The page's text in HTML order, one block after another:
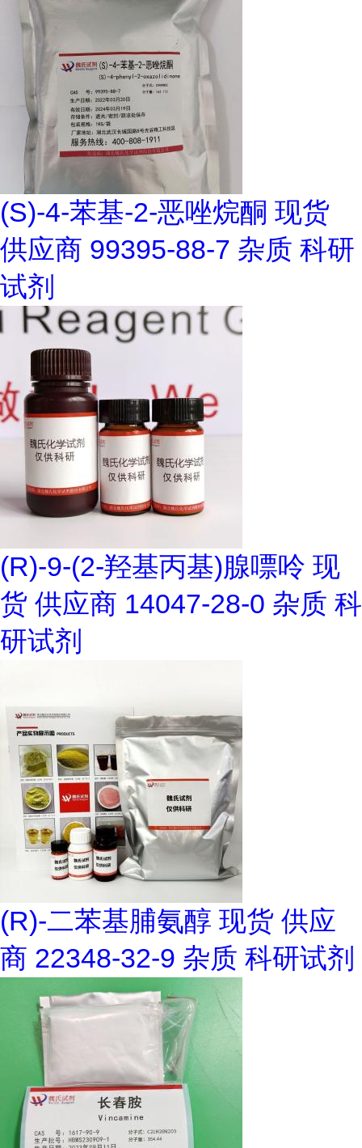
(S)-4-苯基-2-恶唑烷酮 现货
供应商 99395-88-7 杂质 科研
试剂
(R)-9-(2-羟基丙基)腺嘌呤 现
货 供应商 14047-28-0 杂质 科
研试剂
(R)-二苯基脯氨醇 现货 供应
商 22348-32-9 杂质 科研试剂